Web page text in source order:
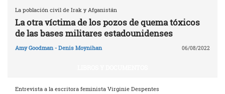
La población civil de Irak y Afganistán
La otra víctima de los pozos de quema tóxicos
de las bases militares estadounidenses
Amy Goodman - Denis Moynihan 06/08/2022
Entrevista a la escritora feminista Virginie Despentes